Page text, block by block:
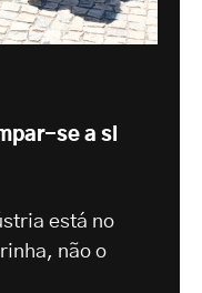
se a si
está no
não o